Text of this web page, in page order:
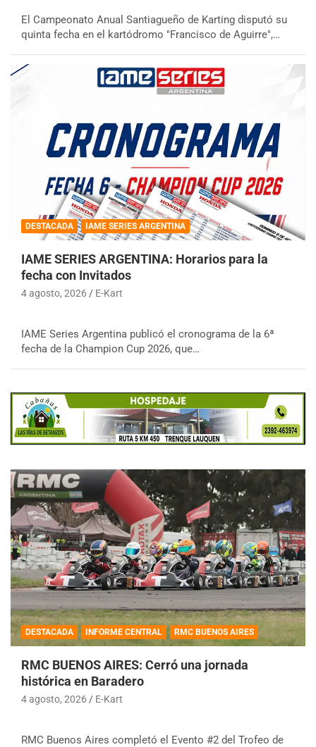
El Campeonato Anual Santiagueño de Karting disputó su
quinta fecha en el kartódromo "Francisco de Aguirre",…
DESTACADA IAME SERIES ARGENTINA
IAME SERIES ARGENTINA: Horarios para la
fecha con Invitados
4 agosto, 2026 E-Kart
IAME Series Argentina publicó el cronograma de la 6ª
fecha de la Champion Cup 2026, que…
DESTACADA INFORME CENTRAL RMC BUENOS AIRES
RMC BUENOS AIRES: Cerró una jornada
histórica en Baradero
4 agosto, 2026 E-Kart
RMC Buenos Aires completó el Evento #2 del Trofeo de